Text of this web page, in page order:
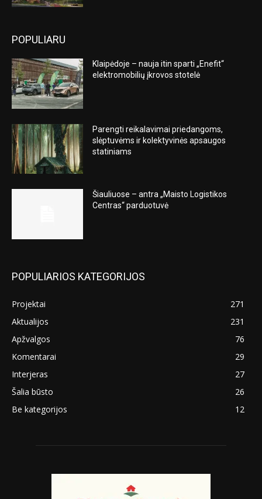
POPULIARU
Klaipėdoje – nauja itin sparti „Enefit“
elektromobilių įkrovos stotelė
Parengti reikalavimai priedangoms,
slėptuvėms ir kolektyvinės apsaugos
statiniams
Šiauliuose – antra „Maisto Logistikos
Centras“ parduotuvė
POPULIARIOS KATEGORIJOS
Projektai
271
Aktualijos
231
Apžvalgos
76
Komentarai
29
Interjeras
27
Šalia būsto
26
Be kategorijos
12